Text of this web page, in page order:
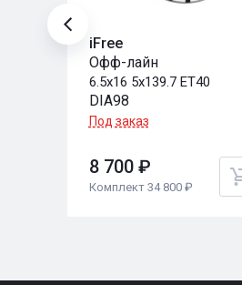
iFree
Офф-лайн
6.5x16 5x139.7 ET40
DIA98
Под заказ
8 700 ₽
Комплект 34 800 ₽